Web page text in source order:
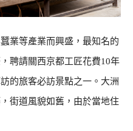
業等產業而興盛，最知名的
聘請關西京都工匠花費10年
的旅客必訪景點之一。大洲
街道風貌如舊，由於當地住